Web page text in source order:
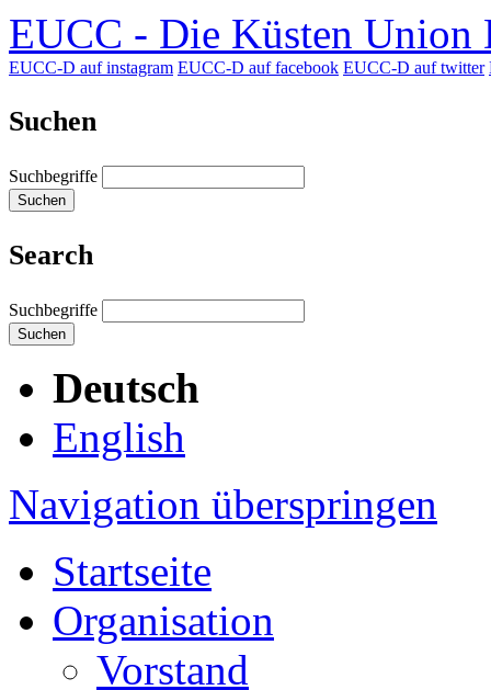
EUCC - Die Küsten Union
EUCC-D auf instagram EUCC-D auf facebook EUCC-D auf twitter
Suchen
Suchbegriffe
Suchen
Search
Suchbegriffe
Suchen
Deutsch
English
Navigation überspringen
Startseite
Organisation
Vorstand